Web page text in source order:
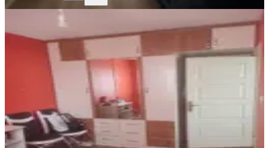
Godene Toki 15 Temmuz Demokrasi
Evleri 4. Kat
Konya, Meram
2.200.000 ₺Yatırım Skoru Fırsat
İlker Ulusoy